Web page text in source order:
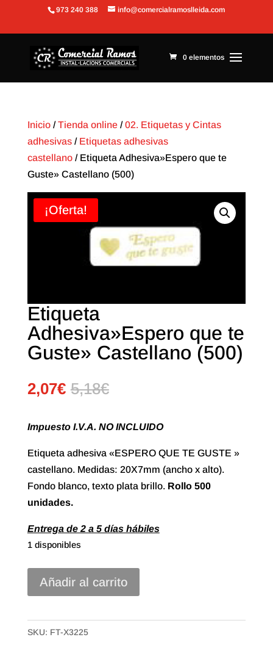
Abrir barra de herramientas
973 240 388 info@comercialramoslleida.com
0 elementos
Inicio/Tienda online/02. Etiquetas y Cintas
adhesivas/ Etiquetas adhesivas
castellano/ Etiqueta Adhesiva»Espero que te
Guste» Castellano (500)
¡Oferta!
Etiqueta
Adhesiva»Espero que te
Guste» Castellano (500)
2,07€ 5,18€
Impuesto I.V.A. NO INCLUIDO
Etiqueta adhesiva «ESPERO QUE TE GUSTE »
castellano. Medidas: 20X7mm (ancho x alto).
Fondo blanco, texto plata brillo. Rollo 500
unidades.
Entrega de 2 a 5 días hábiles
1 disponibles
Etiqueta
Añadir al carrito
SKU: FT-X3225